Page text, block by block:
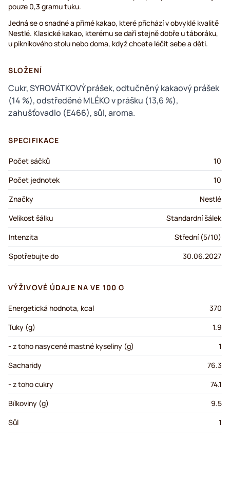
pouze 0,3 gramu tuku.
Jedná se o snadné a přímé kakao, které přichází v obvyklé kvalitě
Nestlé. Klasické kakao, kterému se daří stejně dobře u táboráku,
u piknikového stolu nebo doma, když chcete léčit sebe a děti.
SLOŽENÍ
Cukr, SYROVÁTKOVÝ prášek, odtučněný kakaový prášek
(14 %), odstředěné MLÉKO v prášku (13,6 %),
zahušťovadlo (E466), sůl, aroma.
SPECIFIKACE
Počet sáčků
10
Počet jednotek
10
Značky
Nestlé
Velikost šálku
Standardní šálek
Intenzita
Střední (5/10)
Spotřebujte do
30.06.2027
VÝŽIVOVÉ ÚDAJE NA VE 100 G
Energetická hodnota, kcal
370
Tuky (g)
1.9
- z toho nasycené mastné kyseliny (g)
1
Sacharidy
76.3
- z toho cukry
74.1
Bílkoviny (g)
9.5
Sůl
1